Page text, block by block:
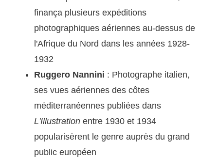
finança plusieurs expéditions
photographiques aériennes au-dessus de
l'Afrique du Nord dans les années 1928-
1932
Ruggero Nannini : Photographe italien,
ses vues aériennes des côtes
méditerranéennes publiées dans
L'Illustration entre 1930 et 1934
popularisèrent le genre auprès du grand
public européen